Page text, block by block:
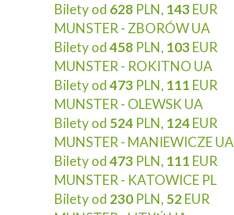
Bilety od 628 PLN, 143EUR
MUNSTER - ZBORÓW UA
Bilety od458 PLN, 103EUR
MUNSTER - ROKITNO UA
Bilety od473 PLN, 111 EUR
MUNSTER - OLEWSK UA
Bilety od 524 PLN, 124EUR
MUNSTER - MANIEWICZE UA
Bilety od473 PLN, 111 EUR
MUNSTER - KATOWICE PL
Bilety od 230 PLN, 52EUR